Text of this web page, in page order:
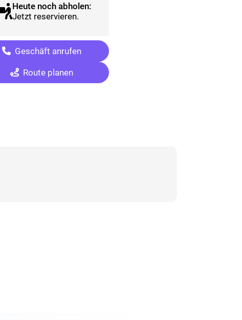
Heute noch abholen:
Jetzt reservieren.
Geschäft anrufen
Route planen